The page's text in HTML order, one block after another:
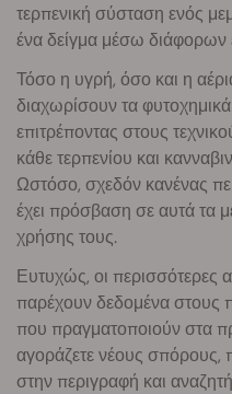
τερπενική σύσταση ενός
ένα δείγμα μέσω διάφορων
Τόσο η υγρή, όσο και η
διαχωρίσουν τα
επιτρέποντας στους
κάθε τερπενίου και
Ωστόσο, σχεδόν κανένας
έχει πρόσβαση σε αυτά τα
χρήσης τους.
Ευτυχώς, οι περισσότερες
παρέχουν δεδομένα στους
που πραγματοποιούν στα
αγοράζετε νέους
στην περιγραφή και